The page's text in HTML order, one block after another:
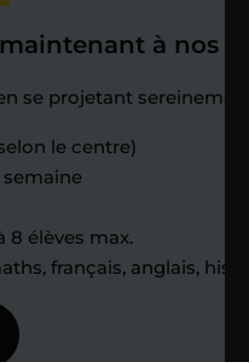
les progrès
et moi-
à nos
se projetant
le centre)
8 élèves max.
français, anglais,